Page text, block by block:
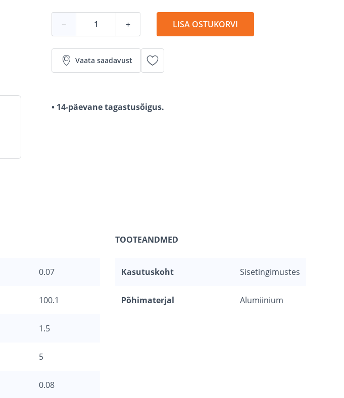
− + LISA OSTUKORVI
Vaata saadavust
• 14-päevane tagastusõigus.
0.07
100.1
1.5
5
0.08
TOOTEANDMED
Kasutuskoht Sisetingimustes
Põhimaterjal Alumiinium